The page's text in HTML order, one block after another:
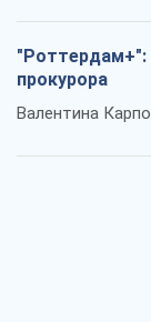
"Роттердам+":
прокурора
Валентина